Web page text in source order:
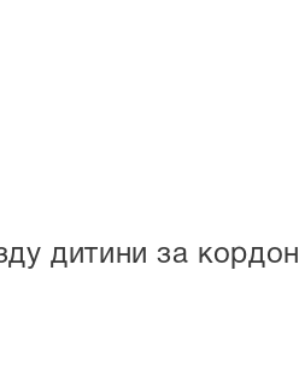
дитини за кордон